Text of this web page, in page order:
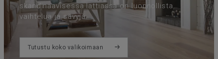
skandinaavisessa lattiassa on luonnollista
vaihtelua ja sävyjä.
Tutustu koko valikoimaan